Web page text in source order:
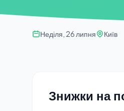
Неділя, 26 липня Київ
Знижки на